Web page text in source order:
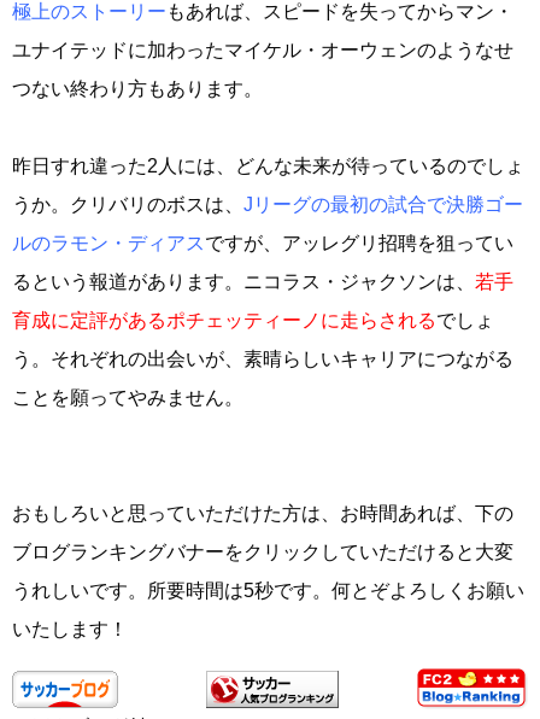
極上のストーリー もあれば、スピードを失ってからマン・
ユナイテッドに加わったマイケル・オーウェンのようなせ
つない終わり方もあります。
昨日すれ違った2人には、どんな未来が待っているのでしょ
うか。クリバリのボスは、 Jリーグの最初の試合で決勝ゴー
ルのラモン・ディアスですが、アッレグリ招聘を狙ってい
るという報道があります。ニコラス・ジャクソンは、 若手
育成に定評があるポチェッティーノに走らされるでしょ
う。それぞれの出会いが、素晴らしいキャリアにつながる
ことを願ってやみません。
おもしろいと思っていただけた方は、お時間あれば、下の
ブログランキングバナーをクリックしていただけると大変
うれしいです。所要時間は5秒です。何とぞよろしくお願い
いたします！